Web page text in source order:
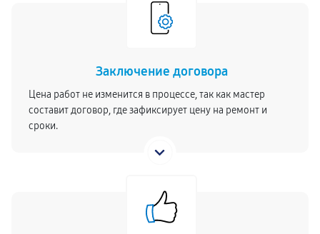
Заключение договора
Цена работ не изменится в процессе, так как мастер
составит договор, где зафиксирует цену на ремонт и
сроки.